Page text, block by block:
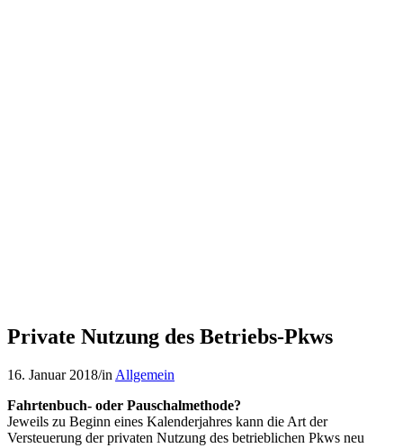
Private Nutzung des Betriebs-Pkws
16. Januar 2018/in Allgemein
Fahrtenbuch- oder Pauschalmethode?
Jeweils zu Beginn eines Kalenderjahres kann die Art der
Versteuerung der privaten Nutzung des betrieblichen Pkws neu